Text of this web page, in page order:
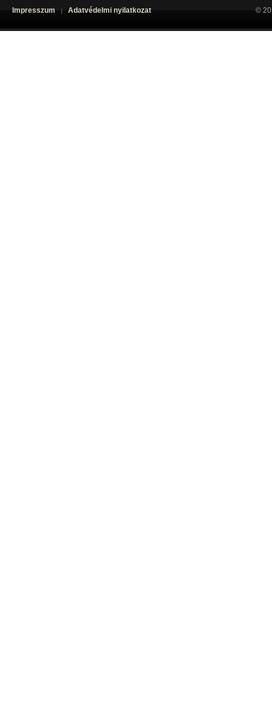
Impresszum Adatvédelmi nyilatkozat ©